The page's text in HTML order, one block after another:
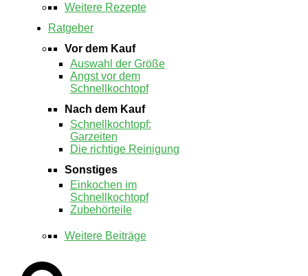
Weitere Rezepte
Ratgeber
Vor dem Kauf
Auswahl der Größe
Angst vor dem
Schnellkochtopf
Nach dem Kauf
Schnellkochtopf:
Garzeiten
Die richtige Reinigung
Sonstiges
Einkochen im
Schnellkochtopf
Zubehörteile
Weitere Beiträge